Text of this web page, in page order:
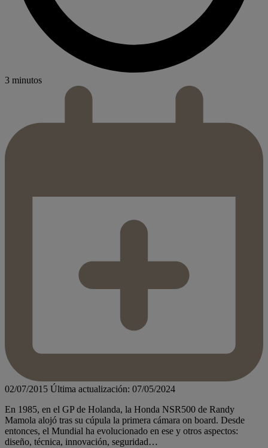
3 minutos
02/07/2015 Última actualización: 07/05/2024
En 1985, en el GP de Holanda, la Honda NSR500 de Randy
Mamola alojó tras su cúpula la primera cámara on board. Desde
entonces, el Mundial ha evolucionado en ese y otros aspectos:
diseño, técnica, innovación, seguridad…